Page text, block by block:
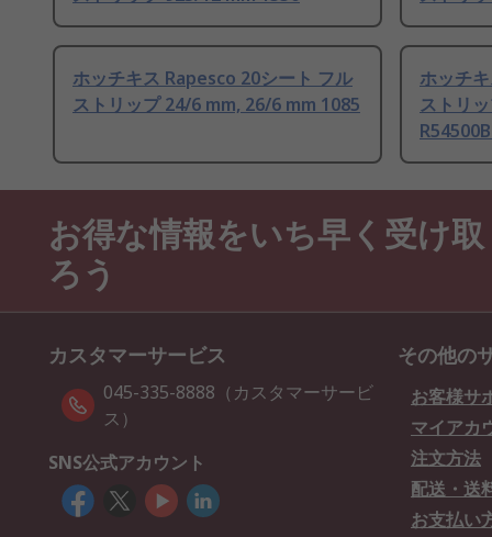
ホッチキス Rapesco 20シート フル
ストリップ 24/6 mm, 26/6 mm 1085
ホッチ
ストリ
お得な情報をいち早く受け取
ろう
カスタマーサービス
045-335-8888（カスタマーサービ
ス）
SNS公式アカウント
その他の
お客様サ
マイアカ
注文方法
配送・送
お支払い